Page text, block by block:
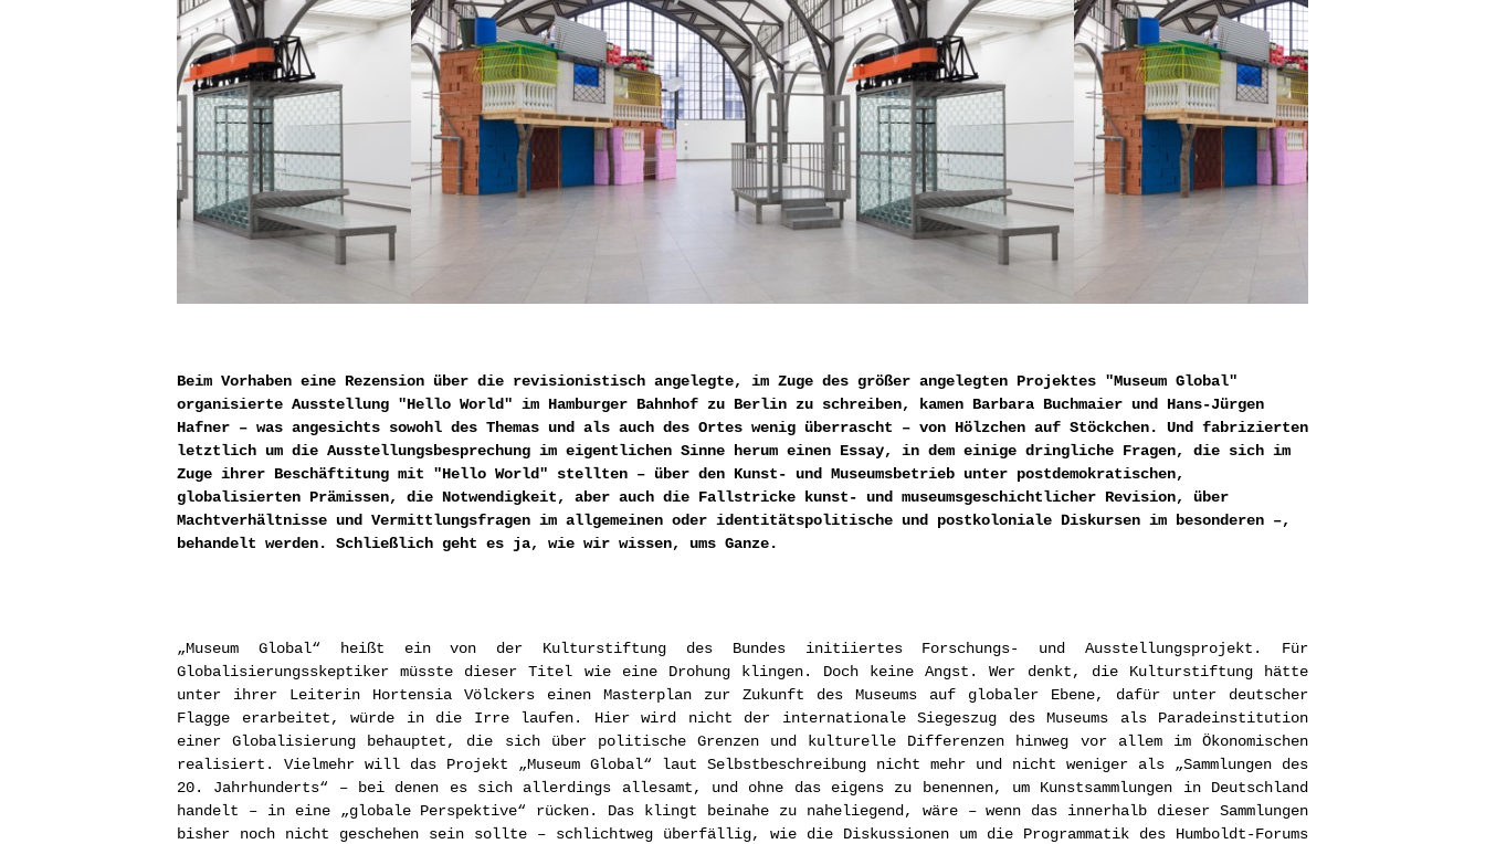
Beim Vorhaben eine Rezension über die revisionistisch angelegte, im Zuge des größer angelegten Projektes "Museum Global"
organisierte Ausstellung "Hello World" im Hamburger Bahnhof zu Berlin zu schreiben, kamen Barbara Buchmaier und Hans-Jürgen
Hafner – was angesichts sowohl des Themas und als auch des Ortes wenig überrascht – von Hölzchen auf Stöckchen. Und fabrizierten
letztlich um die Ausstellungsbesprechung im eigentlichen Sinne herum einen Essay, in dem einige dringliche Fragen, die sich im
Zuge ihrer Beschäftitung mit "Hello World" stellten – über den Kunst- und Museumsbetrieb unter postdemokratischen,
globalisierten Prämissen, die Notwendigkeit, aber auch die Fallstricke kunst- und museumsgeschichtlicher Revision, über
Machtverhältnisse und Vermittlungsfragen im allgemeinen oder identitätspolitische und postkoloniale Diskursen im besonderen –,
behandelt werden. Schließlich geht es ja, wie wir wissen, ums Ganze.
„Museum Global“ heißt ein von der Kulturstiftung des Bundes initiiertes Forschungs- und Ausstellungsprojekt. Für
Globalisierungsskeptiker müsste dieser Titel wie eine Drohung klingen. Doch keine Angst. Wer denkt, die Kulturstiftung hätte
unter ihrer Leiterin Hortensia Völckers einen Masterplan zur Zukunft des Museums auf globaler Ebene, dafür unter deutscher
Flagge erarbeitet, würde in die Irre laufen. Hier wird nicht der internationale Siegeszug des Museums als Paradeinstitution
einer Globalisierung behauptet, die sich über politische Grenzen und kulturelle Differenzen hinweg vor allem im Ökonomischen
realisiert. Vielmehr will das Projekt „Museum Global“ laut Selbstbeschreibung nicht mehr und nicht weniger als „Sammlungen des
20. Jahrhunderts“ – bei denen es sich allerdings allesamt, und ohne das eigens zu benennen, um Kunstsammlungen in Deutschland
handelt – in eine „globale Perspektive“ rücken. Das klingt beinahe zu naheliegend, wäre – wenn das innerhalb dieser Sammlungen
bisher noch nicht geschehen sein sollte – schlichtweg überfällig, wie die Diskussionen um die Programmatik des Humboldt-Forums